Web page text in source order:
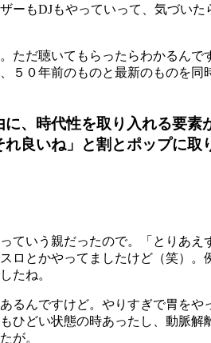
ーもDJもやっていって、気づい
ただ聴いてもらったらわかるんで
５０年前のものと最新のものを同
、時代性を取り入れる要素
良いね」と割とポップに取
ていう親だったので。「とりあえ
ロとかやってましたけど（笑）。
たね。
るんですけど。やりすぎで胃をや
ひどい状態の時あったし、動脈解
が。